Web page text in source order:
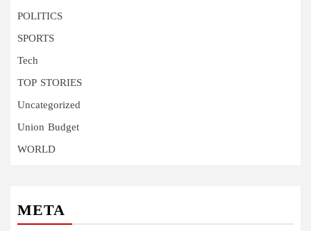
POLITICS
SPORTS
Tech
TOP STORIES
Uncategorized
Union Budget
WORLD
META